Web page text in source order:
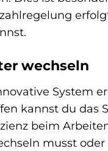
wechseln
System
kannst du das
beim
musst